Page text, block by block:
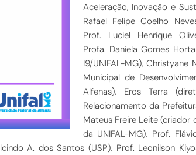
Aceleração, Inovação e
Rafael Felipe Coelho
Prof. Luciel Henrique
Profa. Daniela Gomes
I9/UNIFAL-MG), Christyane
Municipal de
Alfenas), Eros Terra
Relacionamento da
Mateus Freire Leite (criador
da UNIFAL-MG), Prof.
A. dos Santos (USP), Prof. Leonilson